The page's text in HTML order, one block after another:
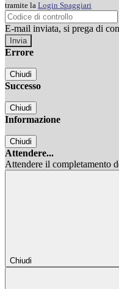
tramite la Login Spaggiari
E-mail inviata, si prega di
Errore
Chiudi
Successo
Chiudi
Informazione
Chiudi
Attendere...
Attendere il completamento
Chiudi